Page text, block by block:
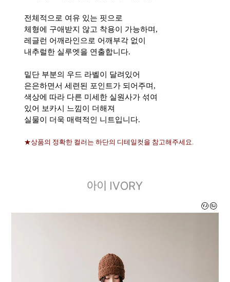
전체적으로 여유 있는 핏으로
체형에 구애받지 않고 착용이 가능하며,
레글런 어깨라인으로 어깨부각 없이
내추럴한 실루엣을 연출합니다.
밑단 부분의 우드 라벨이 달려있어
은은하면서 세련된 포인트가 되어주며,
색상에 따라 다른 미세한 실원사가 섞여
있어 보카시 느낌이 더해져
실물이 더욱 매력적인 니트입니다.
★상품의 정확한 컬러는 하단의 디테일컷을 참고해주세요.